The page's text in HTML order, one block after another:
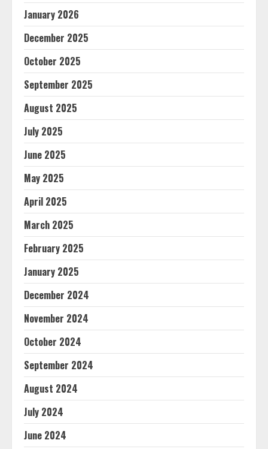
January 2026
December 2025
October 2025
September 2025
August 2025
July 2025
June 2025
May 2025
April 2025
March 2025
February 2025
January 2025
December 2024
November 2024
October 2024
September 2024
August 2024
July 2024
June 2024